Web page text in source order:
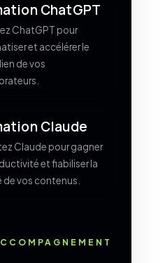
ChatGPT
ChatGPT pour
et accélérer le
de vos
Claude
Claude pour gagner
et fiabiliser la
de vos contenus.